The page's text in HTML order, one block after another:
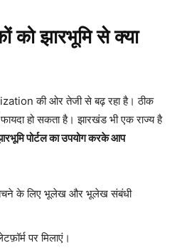
को झारभूमि से क्या
की ओर तेजी से बढ़ रहा है। ठीक
हो सकता है। झारखंड भी एक राज्य है
पोर्टल का उपयोग करके आप
बचने के लिए भूलेख और भूलेख संबंधी
पर मिलाएं।